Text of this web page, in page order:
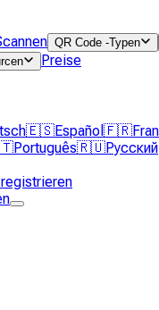
QR Code -Typen
Preise
🇪🇸Español 🇫🇷
Português🇷🇺Русский